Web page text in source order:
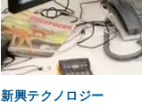
新興テクノロジー